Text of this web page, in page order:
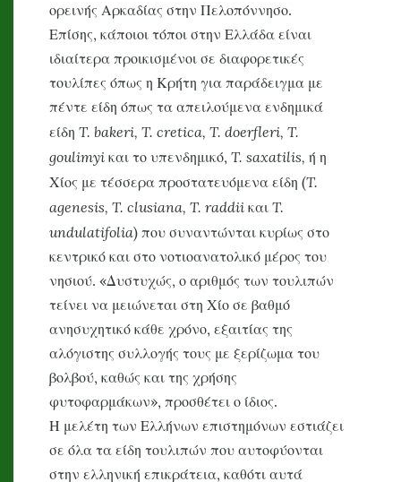
ορεινής Αρκαδίας στην Πελοπόννησο.
Επίσης, κάποιοι τόποι στην Ελλάδα είναι
ιδιαίτερα προικισμένοι σε διαφορετικές
τουλίπες όπως η Κρήτη για παράδειγμα με
πέντε είδη όπως τα απειλούμενα ενδημικά
είδηT.bakeri,T.cretica,T.doerfleri,T.
goulimyi και το υπενδημικό,T.saxatilis, ή η
Χίος με τέσσερα προστατευόμενα είδη (T.
agenesis, T. clusiana,T.raddii καιT.
undulatifolia) που συναντώνται κυρίως στο
κεντρικό και στο νοτιοανατολικό μέρος του
νησιού. «Δυστυχώς, ο αριθμός των τουλιπών
τείνει να μειώνεται στη Χίο σε βαθμό
ανησυχητικό κάθε χρόνο, εξαιτίας της
αλόγιστης συλλογής τους με ξερίζωμα του
βολβού, καθώς και της χρήσης
φυτοφαρμάκων», προσθέτει ο ίδιος.
Η μελέτη των Ελλήνων επιστημόνων εστιάζει
σε όλα τα είδη τουλιπών που αυτοφύονται
στην ελληνική επικράτεια, καθότι αυτά